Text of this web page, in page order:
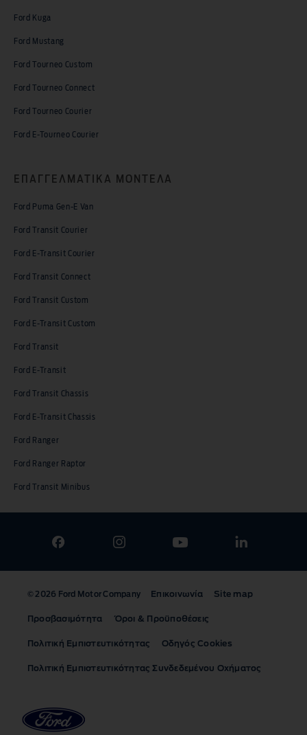
Ford Kuga
Ford Mustang
Ford Tourneo Custom
Ford Tourneo Connect
Ford Tourneo Courier
Ford E-Tourneo Courier
ΕΠΑΓΓΕΛΜΑΤΙΚΑ ΜΟΝΤΕΛΑ
Ford Puma Gen-E Van
Ford Transit Courier
Ford E-Transit Courier
Ford Transit Connect
Ford Transit Custom
Ford E-Transit Custom
Ford Transit
Ford E-Transit
Ford Transit Chassis
Ford E-Transit Chassis
Ford Ranger
Ford Ranger Raptor
Ford Transit Minibus
© 2026 Ford Motor Company Επικοινωνία Site map
Προσβασιμότητα Όροι & Προϋποθέσεις
Πολιτική Εμπιστευτικότητας Οδηγός Cookies
Πολιτική Εμπιστευτικότητας Συνδεδεμένου Οχήματος